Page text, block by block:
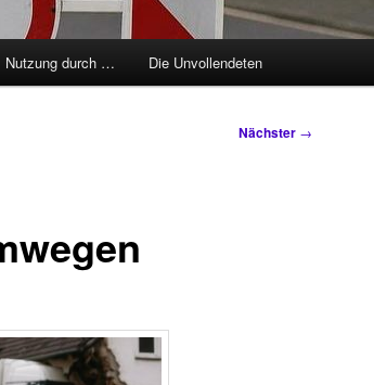
Nutzung durch … Die Unvollendeten
Nächster →